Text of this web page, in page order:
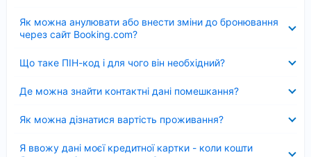
Як можна анулювати або внести зміни до бронювання
через сайт Booking.com?
Що таке ПІН-код і для чого він необхідний?
Де можна знайти контактні дані помешкання?
Як можна дізнатися вартість проживання?
Я ввожу дані моєї кредитної картки - коли кошти